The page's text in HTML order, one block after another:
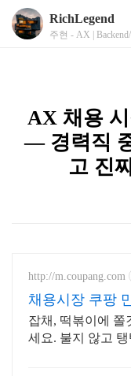
RichLegend
AX 채용
— 경력직
고 진
http://m.coupang.com
채용시장 쿠팡
잡채, 떡볶이에 쫄
세요. 불지 않고